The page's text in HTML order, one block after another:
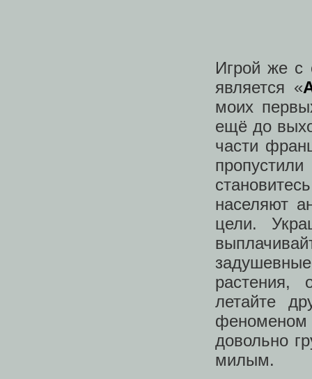
Игрой же с
является «
моих
ещё до
части
населяют
цели.
растения,
летайте
феноменом
довольно
милым.